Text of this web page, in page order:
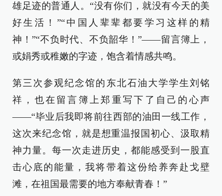
雄足迹的普通人。“没有你们，就没有今天的美
好生活！”“中国人辈辈都要学习这样的精
神！”“不负时代、不负韶华！”——留言簿上，
或娟秀或稚嫩的字迹，饱含着情感共鸣。
第三次参观纪念馆的东北石油大学学生刘铭
祥，也在留言簿上郑重写下了自己的心声
——“毕业后我即将前往西部的油田一线工作，
这次来纪念馆，就是想重温报国初心、汲取精
神力量。每一次走进历史，都能感受到一股直
击心底的能量，我将带着这份给养奔赴戈壁
滩，在祖国最需要的地方奉献青春！”